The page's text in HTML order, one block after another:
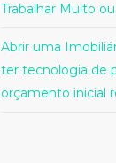
Trabalhar Muito
Abrir uma
ter tecnologia de
orçamento inicial